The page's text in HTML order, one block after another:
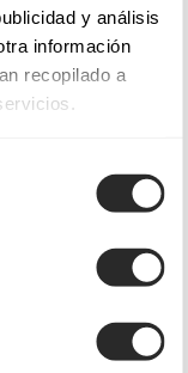
y análisis
información
recopilado a